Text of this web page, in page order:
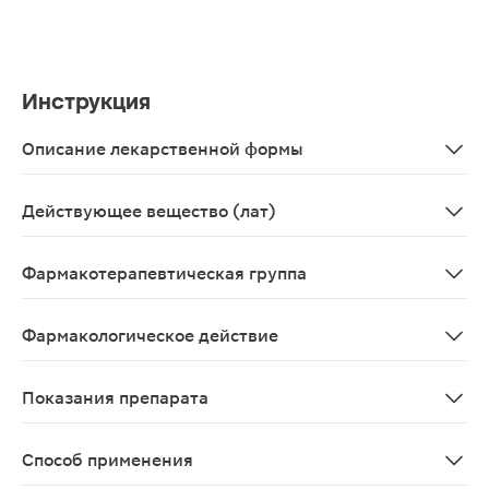
Инструкция
Описание лекарственной формы
Действующее вещество (лат)
Фармакотерапевтическая группа
Фармакологическое действие
Показания препарата
Способ применения